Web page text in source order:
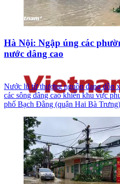
Hà Nội: Ngập úng các
nước dâng cao
Nước lũ từ thượng nguồn đang dồn
các sông dâng cao khiến khu vực
phố Bạch Đằng (quận Hai Bà